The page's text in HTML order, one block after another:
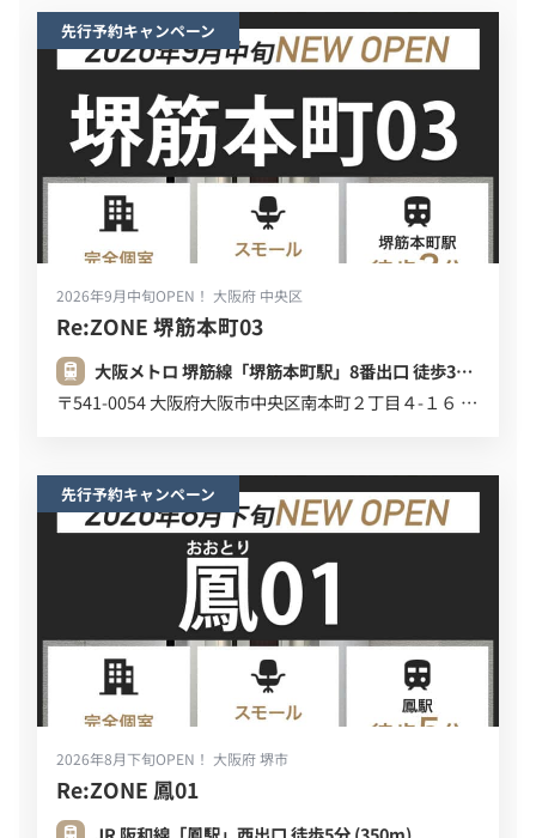
先行予約キャンペーン
2026年9月中旬OPEN！ 大阪府 中央区
Re:ZONE 堺筋本町03
大阪メトロ 堺筋線「堺筋本町駅」8番出口 徒歩3分 (220m)
〒541-0054 大阪府大阪市中央区南本町２丁目４-１６ デビスビル ６Ｆ ７Ｆ
先行予約キャンペーン
2026年8月下旬OPEN！ 大阪府 堺市
Re:ZONE 鳳01